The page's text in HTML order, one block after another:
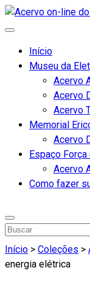
Início
Museu da
Acervo
Acervo
Acervo
Memorial
Acervo
Espaço Força
Acervo
Como fazer
Início > Coleções >
energia elétrica